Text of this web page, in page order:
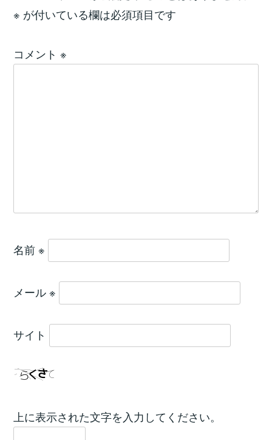
※ が付いている欄は必須項目です
コメント ※
名前 ※
メール ※
サイト
上に表示された文字を入力してください。